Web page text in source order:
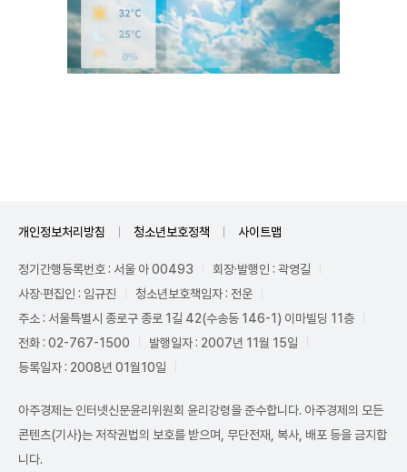
개인정보처리방침 청소년보호정책 사이트맵
정기간행등록번호 : 서울 아 00493
회장·발행인 : 곽영길
사장·편집인 : 임규진
청소년보호책임자 : 전운
주소 : 서울특별시 종로구 종로 1길 42(수송동 146-1) 이마빌딩 11층
전화 : 02-767-1500
발행일자 : 2007년 11월 15일
등록일자 : 2008년 01월10일
아주경제는 인터넷신문윤리위원회 윤리강령을 준수합니다. 아주경제의 모든
콘텐츠(기사)는 저작권법의 보호를 받으며, 무단전재, 복사, 배포 등을 금지합
니다.